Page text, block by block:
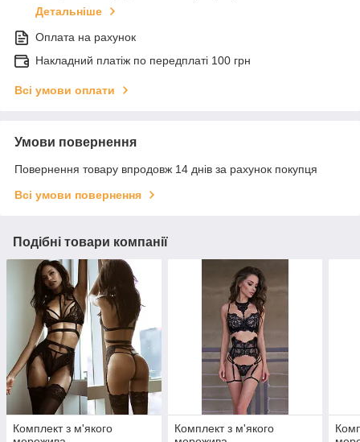
Детальніше
Оплата на рахунок
Накладний платіж по передплаті 100 грн
Всі умови оплати
Умови повернення
Повернення товару впродовж 14 днів за рахунок покупця
Всі умови повернення
Подібні товари компанії
Комплект з м'якого
Комплект з м'якого